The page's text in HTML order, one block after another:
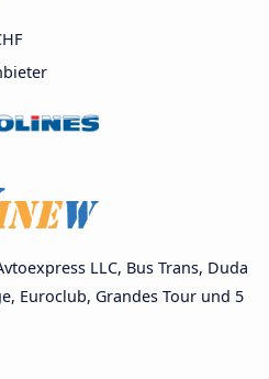
LLC, Bus Trans, Duda
Euroclub, Grandes Tour und 5